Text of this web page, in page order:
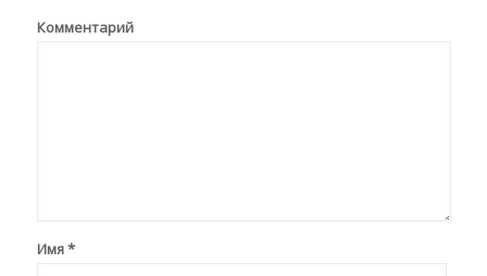
Комментарий
Имя*